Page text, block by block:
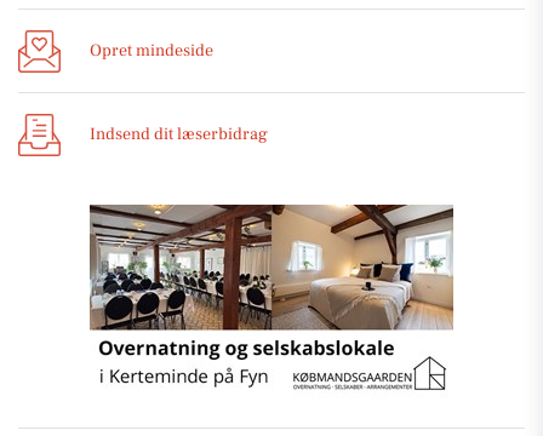
Opret mindeside
Indsend dit læserbidrag